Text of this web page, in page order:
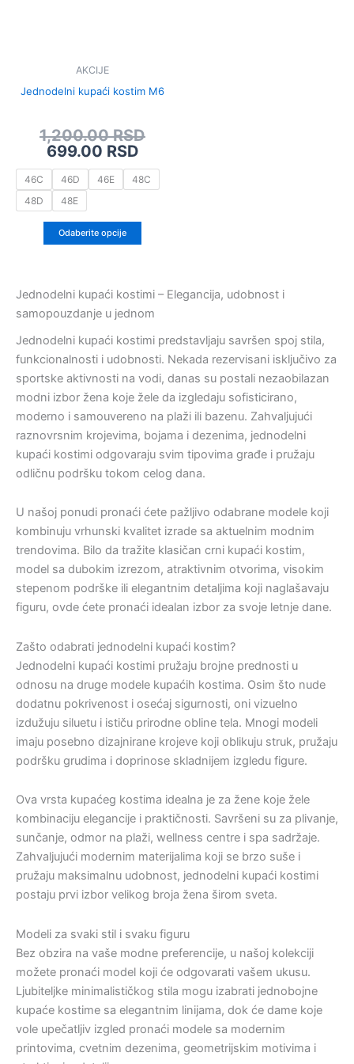
AKCIJE
Jednodelni kupaći kostim M6
1,200.00RSD
699.00 RSD
46C 46D 46E
48C
48D
48E
Odaberite opcije
izabrane
stranici
proizvoda.
Jednodelni kupaći kostimi – Elegancija, udobnost i
samopouzdanje u jednom
Jednodelni kupaći kostimi predstavljaju savršen spoj stila,
funkcionalnosti i udobnosti. Nekada rezervisani isključivo za
sportske aktivnosti na vodi, danas su postali nezaobilazan
modni izbor žena koje žele da izgledaju sofisticirano,
moderno i samouvereno na plaži ili bazenu. Zahvaljujući
raznovrsnim krojevima, bojama i dezenima, jednodelni
kupaći kostimi odgovaraju svim tipovima građe i pružaju
odličnu podršku tokom celog dana.
U našoj ponudi pronaći ćete pažljivo odabrane modele koji
kombinuju vrhunski kvalitet izrade sa aktuelnim modnim
trendovima. Bilo da tražite klasičan crni kupaći kostim,
model sa dubokim izrezom, atraktivnim otvorima, visokim
stepenom podrške ili elegantnim detaljima koji naglašavaju
figuru, ovde ćete pronaći idealan izbor za svoje letnje dane.
Zašto odabrati jednodelni kupaći kostim?
Jednodelni kupaći kostimi pružaju brojne prednosti u
odnosu na druge modele kupaćih kostima. Osim što nude
dodatnu pokrivenost i osećaj sigurnosti, oni vizuelno
izdužuju siluetu i ističu prirodne obline tela. Mnogi modeli
imaju posebno dizajnirane krojeve koji oblikuju struk, pružaju
podršku grudima i doprinose skladnijem izgledu figure.
Ova vrsta kupaćeg kostima idealna je za žene koje žele
kombinaciju elegancije i praktičnosti. Savršeni su za plivanje,
sunčanje, odmor na plaži, wellness centre i spa sadržaje.
Zahvaljujući modernim materijalima koji se brzo suše i
pružaju maksimalnu udobnost, jednodelni kupaći kostimi
postaju prvi izbor velikog broja žena širom sveta.
Modeli za svaki stil i svaku figuru
Bez obzira na vaše modne preferencije, u našoj kolekciji
možete pronaći model koji će odgovarati vašem ukusu.
Ljubiteljke minimalističkog stila mogu izabrati jednobojne
kupaće kostime sa elegantnim linijama, dok će dame koje
vole upečatljiv izgled pronaći modele sa modernim
printovima, cvetnim dezenima, geometrijskim motivima i